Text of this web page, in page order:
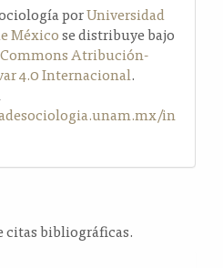
porUniversidad
Méxicose distribuye bajo
Atribución-
4.0 Internacional.
in
citas bibliográficas.